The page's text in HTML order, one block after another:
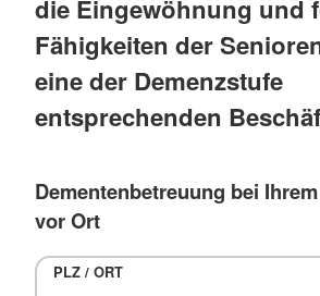
die Eingewöhnung und
Fähigkeiten der
eine der Demenzstufe
entsprechenden
Dementenbetreuung bei
vor Ort
PLZ / ORT